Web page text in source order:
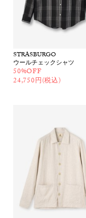
STRASBURGO
ウールチェックシャツ
50%OFF
24,750円(税込)